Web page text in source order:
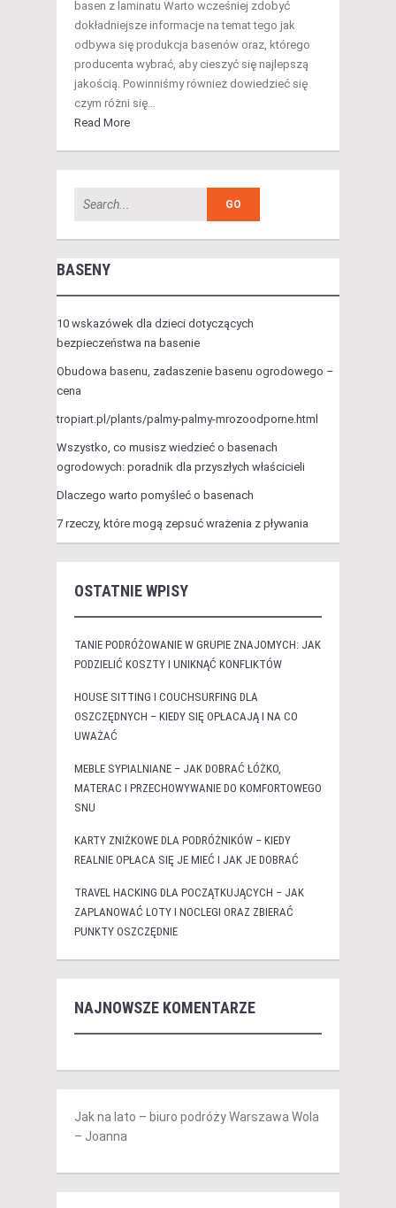
basen z laminatu Warto wcześniej zdobyć
dokładniejsze informacje na temat tego jak
odbywa się produkcja basenów oraz, którego
producenta wybrać, aby cieszyć się najlepszą
jakością. Powinniśmy również dowiedzieć się
czym różni się…
Read More
BASENY
10 wskazówek dla dzieci dotyczących
bezpieczeństwa na basenie
Obudowa basenu, zadaszenie basenu ogrodowego –
cena
tropiart.pl/plants/palmy-palmy-mrozoodporne.html
Wszystko, co musisz wiedzieć o basenach
ogrodowych: poradnik dla przyszłych właścicieli
Dlaczego warto pomyśleć o basenach
7 rzeczy, które mogą zepsuć wrażenia z pływania
OSTATNIE WPISY
TANIE PODRÓŻOWANIE W GRUPIE ZNAJOMYCH: JAK
PODZIELIĆ KOSZTY I UNIKNĄĆ KONFLIKTÓW
HOUSE SITTING I COUCHSURFING DLA
OSZCZĘDNYCH – KIEDY SIĘ OPŁACAJĄ I NA CO
UWAŻAĆ
MEBLE SYPIALNIANE – JAK DOBRAĆ ŁÓŻKO,
MATERAC I PRZECHOWYWANIE DO KOMFORTOWEGO
SNU
KARTY ZNIŻKOWE DLA PODRÓŻNIKÓW – KIEDY
REALNIE OPŁACA SIĘ JE MIEĆ I JAK JE DOBRAĆ
TRAVEL HACKING DLA POCZĄTKUJĄCYCH – JAK
ZAPLANOWAĆ LOTY I NOCLEGI ORAZ ZBIERAĆ
PUNKTY OSZCZĘDNIE
NAJNOWSZE KOMENTARZE
Jak na lato – biuro podróży Warszawa Wola
– Joanna